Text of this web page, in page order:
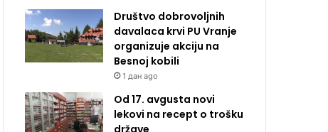
Društvo dobrovoljnih
davalaca krvi PU Vranje
organizuje akciju na
Besnoj kobili
1 дан ago
Od 17. avgusta novi
lekovi na recept o trošku
države